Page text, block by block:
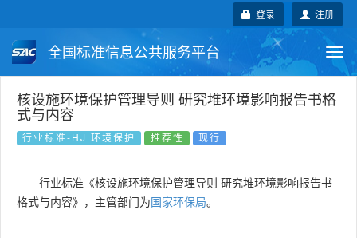
注册
登录
全国标准信息公共服务平台
国家标准 行业标准 地方标准
团体标准 企业标准
国外标准 技术委员会
核设施环境保护管理导则 研究堆环境影响报告书格
式与内容
行业标准-HJ 环境保护 推荐性 现行
行业标准《核设施环境保护管理导则 研究堆环境影响报告书
格式与内容》，主管部门为国家环保局。